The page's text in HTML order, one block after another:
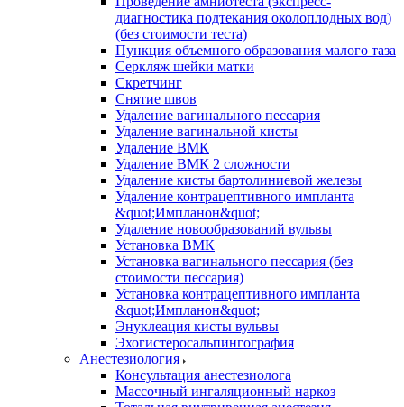
диагностика подтекания околоплодных вод)
(без стоимости теста)
Пункция объемного образования малого таза
Серкляж шейки матки
Скретчинг
Снятие швов
Удаление вагинального пессария
Удаление вагинальной кисты
Удаление ВМК
Удаление ВМК 2 сложности
Удаление кисты бартолиниевой железы
Удаление контрацептивного импланта
&quot;Импланон&quot;
Удаление новообразований вульвы
Установка ВМК
Установка вагинального пессария (без
стоимости пессария)
Установка контрацептивного импланта
&quot;Импланон&quot;
Энуклеация кисты вульвы
Эхогистеросальпингография
Анестезиология
Консультация анестезиолога
Массочный ингаляционный наркоз